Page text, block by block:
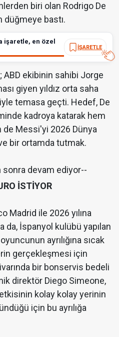
biri olan Rodrigo De
bastı.
işaretle, en özel
İŞARETLE
ekibinin sahibi Jorge
giyen yıldız orta saha
temasa geçti. Hedef, De
kadroya katarak hem
de Messi'yi 2026 Dünya
bir ortamda tutmak.
sonra devam ediyor--
İSTİYOR
Madrid ile 2026 yılına
İspanyol kulübü yapılan
ayrılığına sıcak
gerçekleşmesi için
bir bonservis bedeli
direktör Diego Simeone,
kolay kolay yerinin
için bu ayrılığa